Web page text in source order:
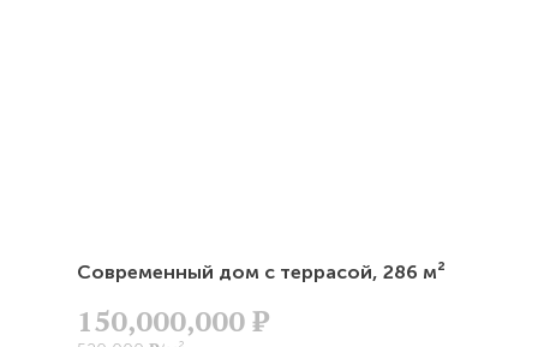
Современный дом с террасой, 286 м²
150,000,000Р